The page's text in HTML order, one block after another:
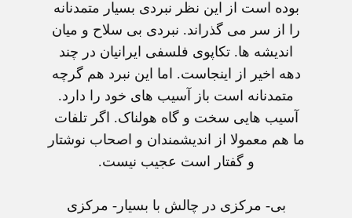
بوده است از اين نظر نبردی بسيار متمدنانه
را از سر می گذراند. نبردی بی سلاح و ميان
انديشه ها. تکاپوی فلسفی ايرانيان در چند
دهه اخير از اينجاست. اما اين نبرد هم گرچه
متمدنانه است باز آسيب های خود را دارد.
آسيب هايی سخت و گاه هولناک. اگر تلفات
ما هم معمولا از انديشمندان و اصحاب نوشتار
و گفتار است عجيب نيست.
بی- مرکزی در چالش با بسيار- مرکزی